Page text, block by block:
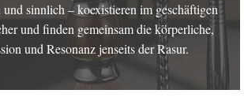
sinnlich – koexistieren im geschäftigen
und finden gemeinsam die körperliche,
und Resonanz jenseits der Rasur.